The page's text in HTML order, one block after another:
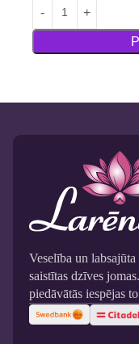
Veselība un
saistītas dzīves
piedāvātās iespējas